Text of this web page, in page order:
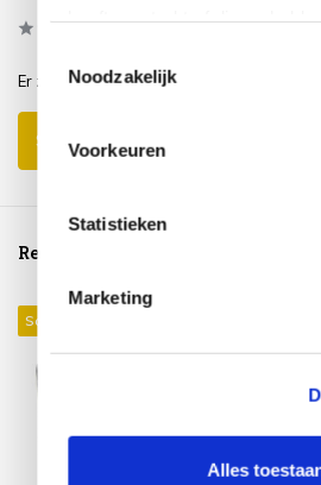
Noodzakelijk
Voorkeuren
Statistieken
Marketing
Alles
0/5 Based on 0 reviews
Er zijn nog geen reviews geschreven over
Schrijf je eigen review
Reeds bekeken
Sale 25%